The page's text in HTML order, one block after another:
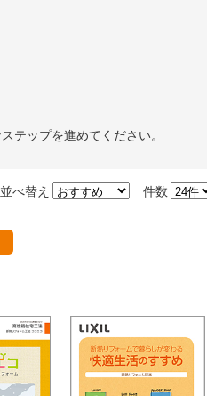
テップを進めてください。
件数
並べ替え